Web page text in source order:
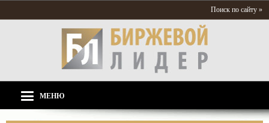
Поиск по сайту »
МЕНЮ